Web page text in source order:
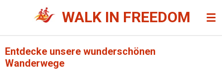
de
hoofdinhoud
WALK IN FREEDOM
Entdecke unsere wunderschönen
Wanderwege